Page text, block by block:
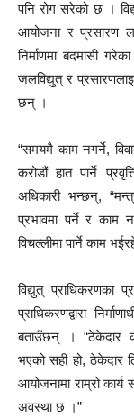
पनि रोग सरेको छ ।
आयोजना र प्रसारण
निर्माणमा बदमासी
जलविद्युत् र
छन् ।
“समयमै काम नगर्ने,
करोडौं हात पार्ने
अधिकारी भन्छन्,
प्रभावमा पर्ने र काम
विचल्लीमा पार्ने काम
विद्युत् प्राधिकरणका
प्राधिकरणद्वारा
बताउँछन् । “ठेकेदार
भएको सही हो,
आयोजनामा राम्रो कार्य
अवस्था छ ।”